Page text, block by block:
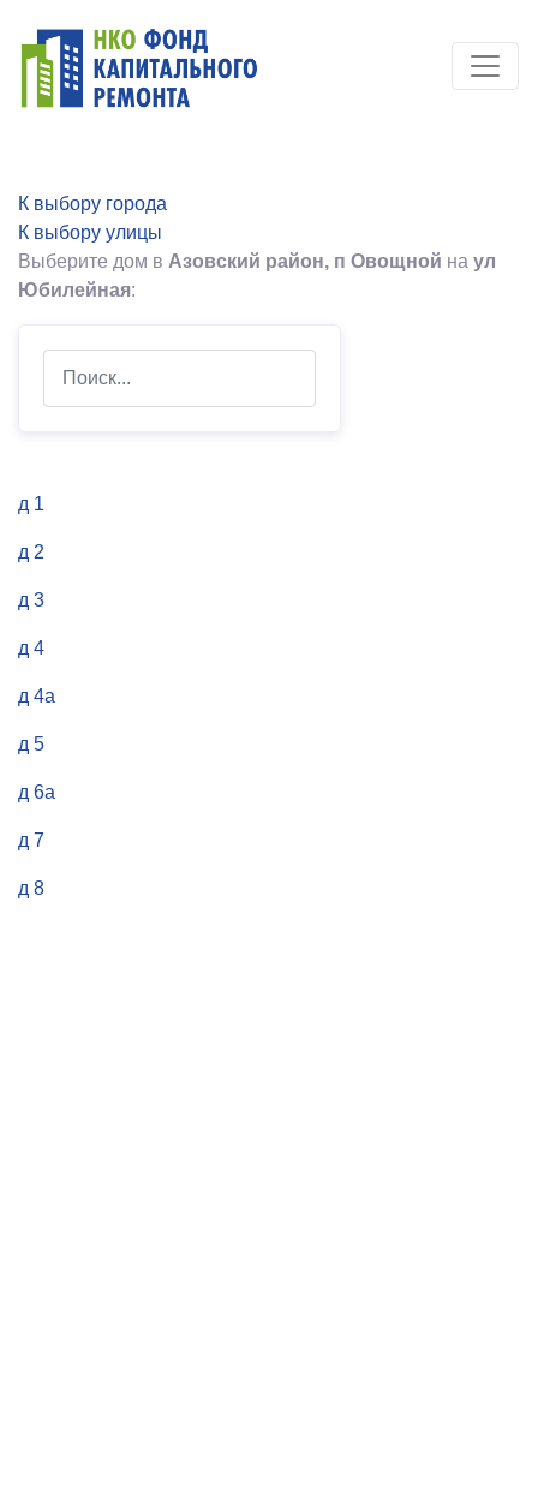
К выбору города
К выбору улицы
Выберите дом в Азовский район, п Овощной на ул
Юбилейная:
д 1
д 2
д 3
д 4
д 4а
д 5
д 6а
д 7
д 8